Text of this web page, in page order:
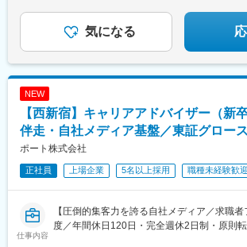
気になる
NEW
【西新宿】キャリアアドバイザー（新
伴走・自社メディア基盤／東証グロー
ポート株式会社
正社員 上場企業 5名以上採用 職種未経験歓迎
仕事内容
【圧倒的集客力を誇る自社メディア／求職
度／年間休日120日・完全週休2日制・原則転